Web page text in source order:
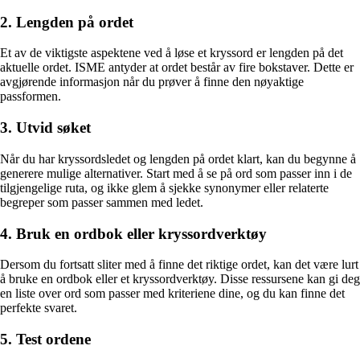
2. Lengden på ordet
Et av de viktigste aspektene ved å løse et kryssord er lengden på det
aktuelle ordet. ISME antyder at ordet består av fire bokstaver. Dette er
avgjørende informasjon når du prøver å finne den nøyaktige
passformen.
3. Utvid søket
Når du har kryssordsledet og lengden på ordet klart, kan du begynne å
generere mulige alternativer. Start med å se på ord som passer inn i de
tilgjengelige ruta, og ikke glem å sjekke synonymer eller relaterte
begreper som passer sammen med ledet.
4. Bruk en ordbok eller kryssordverktøy
Dersom du fortsatt sliter med å finne det riktige ordet, kan det være lurt
å bruke en ordbok eller et kryssordverktøy. Disse ressursene kan gi deg
en liste over ord som passer med kriteriene dine, og du kan finne det
perfekte svaret.
5. Test ordene